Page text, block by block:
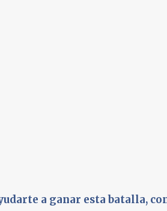
a ganar esta batalla,